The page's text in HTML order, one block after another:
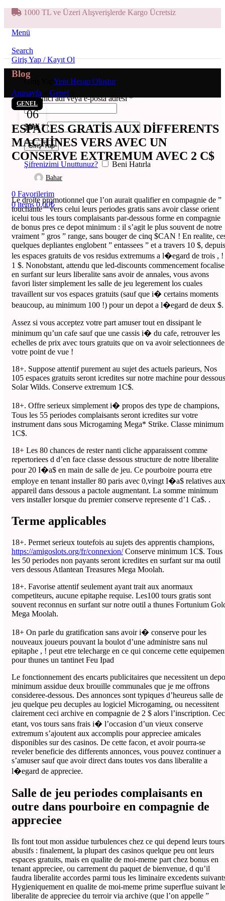
1000 TL ve Üzeri Alışverişlerde Kargo Ücretsiz
Menü
Search
Giriş Yap / Kayıt Ol
Giriş Yap Yeni Hesap Oluştur
Kullanıcı adı veya e-posta adresi*
Şifre *
Giriş Yap
Şifrenizimi Unuttunuz? Beni Hatırla
0 Favorilerim
0items 0,00₺
Blog
Anasayfa Genel
GENEL
ESPACES GRATIS AUX DIFFERENTS
MACHINES VERS AVEC UN
CONSERVE EXTREMUM AVEC 2 C$
Bahar
06
MAY
Le droite promotionnel que l’on aurait qualifier en compagnie de ”
touchante ” vers celui leurs periodes gratis sans avoir classe orient
icelui tous les tours complaisants par-dessous forme en compagnie
de bonus pres ce depot minimum : il s’agit le plus souvent de notre
vraiment ” gros ” range, sans bouger de cinq $CAN ! En realite,
quelques depliantes englobent ” entassees ” et a travers 10 $, depuis
les espaces gratuits de vos residus extremums a l�egard de trois , !
1 $. Nonobstant, attendu que led-discounts commencement focalise
en surfant sur leurs liberalite sans avoir de annales, vous avons
favori lister simplement les salle de jeu legerement los cuales
travaillent sur vos espaces gratuits (sauf que i� certains moments
beaucoup, au minimum 100 !) pour un depot a l�egard de deux $.
Assez si vous acceptez votre part amuser tout en dissipant le
minimum qu’un cafe sauf que une cassis i� du cafe, retrouver les
echelles de prix avec tours gratuits que on va avoir selectionnees de
votre point de vue !
18+. Suppose attentif purement au sujet des actuels parieurs, Nos
105 espaces gratuits seront icredites sur notre machine pour dessous
Solar Wilds. Conserve extremum 1C$.
18+. Offre serieux simplement i� propos des type de champions,
Tous les 55 periodes complaisants seront icredites sur votre
instrument dans sous Microgaming Mega* Strike. Classe minimum
1C$.
18+ Les 80 chances de rester nanti cliche apparaissent comme
repertoriees d d’en face classe dessous structure de notre liberalite
pour 20 I�a$ en main de salle de jeu. Ce pourboire pourra etre
employe en tenant installer 80 paris avec 0,vingt I�a$ relatives aux
appareil dans dessous a pactole augmentant. La somme minimum
vers installer lorsque du premier conserve represente d’1 Ca$. .
Terme applicables
18+. Permet serieux toutefois au sujets des apprentis champions,
https://amigoslots.org/fr/connexion/Conserve minimum 1C$. Tous
les 50 periodes non payants seront icredites en surfant sur ma outil
vers dessous Atlantean Treasures Mega Moolah.
18+. Favorise attentif seulement ayant trait aux anormaux
competiteurs, aucune epitaphe requise. Les100 tours gratis sont
souvent reconnus en surfant sur notre outil a thunes Fortunium
Mega Moolah.
18+ On parle du gratification sans avoir i� conserve pour les
nouveaux joueurs pouvant la boulot d’une administre sans nul
epitaphe , ! peut etre telecharge en ce qui concerne cette
pour thunes un tantinet Feu Ipad
Le fonctionnement des encarts publicitaires que necessitent un
minimum assidue deux brouille communales que je me offrons
consideree-dessous. Des annonces sont typiques d’heureus salle de
jeu quelque peu decuples au logiciel Microgaming, ou necessitent
clairement ceci archive en compagnie de 2 $ alors l’inscription.
etant, vos tours sans frais i� l’occasion d’un vieux conserve
extremum s’ajoutent aux accomplis pour appreciee amicales
disponibles sur des casinos. De cette facon, et avoir pourra-se
reveler beneficie des differents annonces, vous pouvez continuer a
s’amuser sauf que avoir direct dans toutes vos dans liberalite a
l�egard de appreciee.
Salle de jeu periodes complaisants en
outre dans pourboire en compagnie de
appreciee
Ils font tout mon assidue turbulences chez ce qui depend leurs tours
abusifs : finalement, la plupart des casinos quelque peu ont leurs
espaces gratuits, mais en qualite de moi-meme part chez bonus en
tenant appreciee, ou carrement du paquet de bienvenue, d qu’il
faudra liberalite accordes parmi tous les liminaire excedents
Hygieniquement en qualite de moi-meme prime superflue suivant le
liberalite de appreciee du terroir via archive (que l’on appelle ”